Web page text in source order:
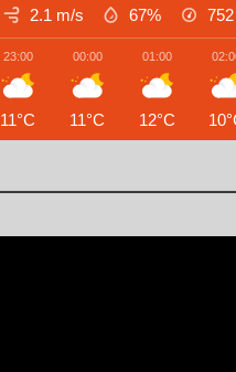
2.1 m/s 67% 752
23:00
11°C
00:00
11°C
01:00
12°C